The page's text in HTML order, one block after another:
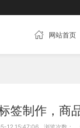
网站首页
签制作，商